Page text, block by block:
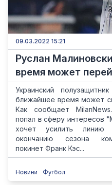
09.03.2022 15:21
Руслан
время может
Украинский
ближайшее время может
Как сообщает
попал в сферу интересов
хочет усилить
окончанию сезона
покинет Франк Кэс...
Новини Футбол